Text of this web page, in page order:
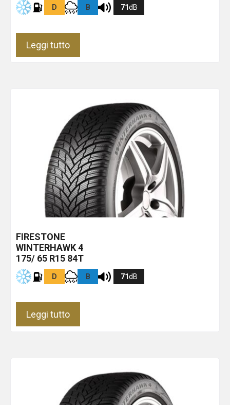
D B 71dB
Leggi tutto
FIRESTONE
WINTERHAWK 4
175/ 65 R15 84T
D B 71dB
Leggi tutto